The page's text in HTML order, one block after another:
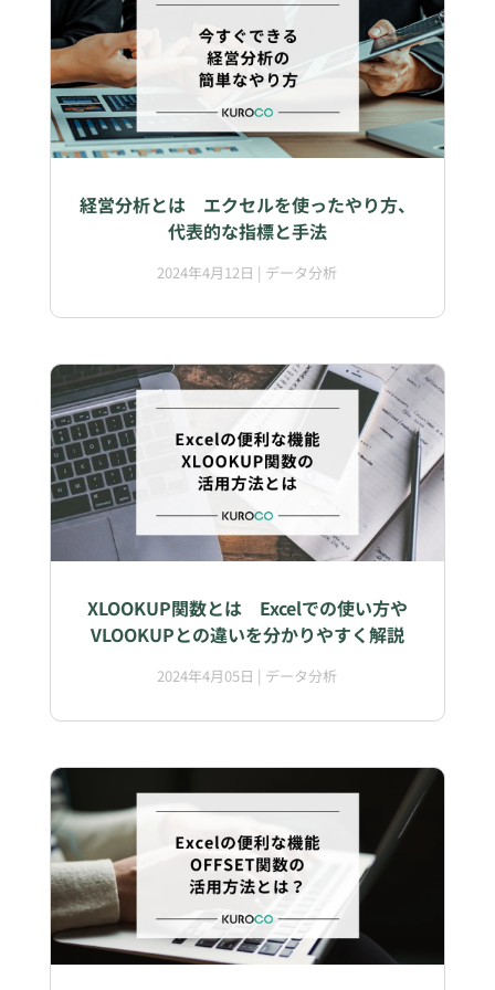
経営分析とは エクセルを使ったやり方、
代表的な指標と手法
2024年4月12日 | データ分析
XLOOKUP関数とは Excelでの使い方や
VLOOKUPとの違いを分かりやすく解説
2024年4月05日 | データ分析